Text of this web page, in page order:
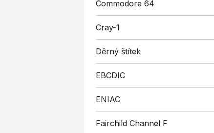
Commodore 64
Cray-1
Děrný štítek
EBCDIC
ENIAC
Fairchild Channel F